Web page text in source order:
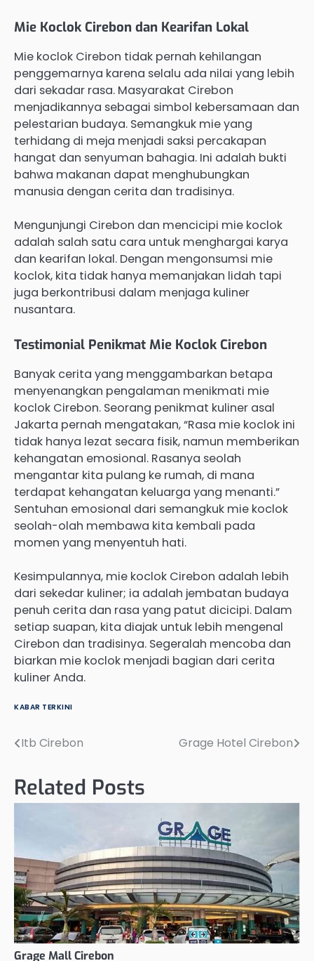
Mie Koclok Cirebon dan Kearifan Lokal
Mie koclok Cirebon tidak pernah kehilangan
penggemarnya karena selalu ada nilai yang lebih
dari sekadar rasa. Masyarakat Cirebon
menjadikannya sebagai simbol kebersamaan dan
pelestarian budaya. Semangkuk mie yang
terhidang di meja menjadi saksi percakapan
hangat dan senyuman bahagia. Ini adalah bukti
bahwa makanan dapat menghubungkan
manusia dengan cerita dan tradisinya.
Mengunjungi Cirebon dan mencicipi mie koclok
adalah salah satu cara untuk menghargai karya
dan kearifan lokal. Dengan mengonsumsi mie
koclok, kita tidak hanya memanjakan lidah tapi
juga berkontribusi dalam menjaga kuliner
nusantara.
Testimonial Penikmat Mie Koclok Cirebon
Banyak cerita yang menggambarkan betapa
menyenangkan pengalaman menikmati mie
koclok Cirebon. Seorang penikmat kuliner asal
Jakarta pernah mengatakan, “Rasa mie koclok ini
tidak hanya lezat secara fisik, namun memberikan
kehangatan emosional. Rasanya seolah
mengantar kita pulang ke rumah, di mana
terdapat kehangatan keluarga yang menanti.”
Sentuhan emosional dari semangkuk mie koclok
seolah-olah membawa kita kembali pada
momen yang menyentuh hati.
Kesimpulannya, mie koclok Cirebon adalah lebih
dari sekedar kuliner; ia adalah jembatan budaya
penuh cerita dan rasa yang patut dicicipi. Dalam
setiap suapan, kita diajak untuk lebih mengenal
Cirebon dan tradisinya. Segeralah mencoba dan
biarkan mie koclok menjadi bagian dari cerita
kuliner Anda.
KABAR TERKINI
Post
Itb Cirebon Grage Hotel Cirebon
Related Posts
Grage Mall Cirebon